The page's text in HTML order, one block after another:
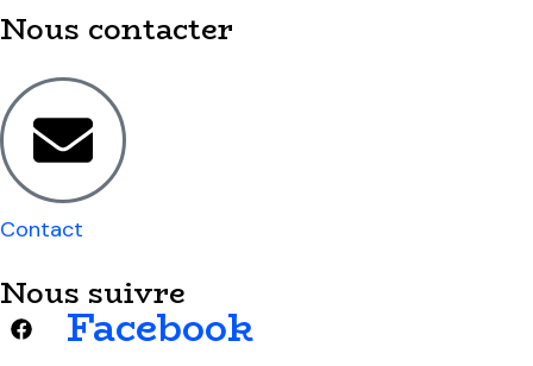
Nous contacter
Contact
Nous suivre
Facebook